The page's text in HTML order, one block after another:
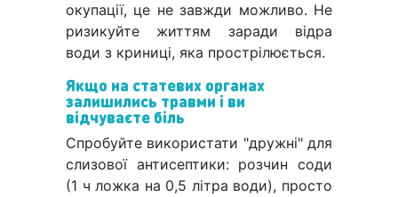
окупації, це не завжди можливо. Не
ризикуйте життям заради відра
води з криниці, яка прострілюється.
Якщо на статевих органах
залишились травми і ви
відчуваєте біль
Спробуйте використати "дружні" для
слизової антисептики: розчин соди
(1 ч ложка на 0,5 літра води), просто